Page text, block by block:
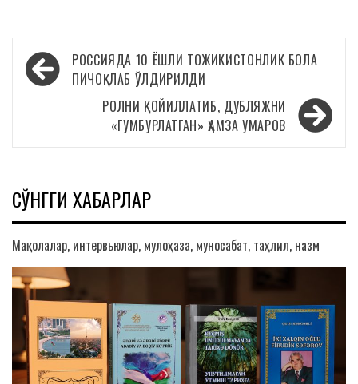
Навигация
по
РОССИЯДА 10 ЁШЛИ ТОЖИКИСТОНЛИК БОЛА
ПИЧОҚЛАБ ЎЛДИРИЛДИ
РОЛНИ ҚОЙИЛЛАТИБ, ДУБЛЯЖНИ
«ГУМБУРЛАТГАН» ҲАМЗА УМАРОВ
СЎНГГИ ХАБАРЛАР
Мақолалар, интервьюлар, мулоҳаза, муносабат, таҳлил, назм